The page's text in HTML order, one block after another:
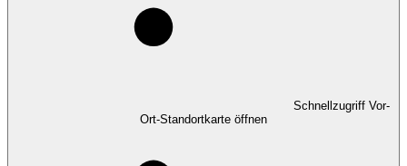
Schnellzugriff Vor-
Ort-Standortkarte öffnen